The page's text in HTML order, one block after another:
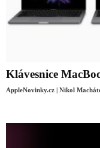
Klávesnice
AppleNovinky.cz | Nikol